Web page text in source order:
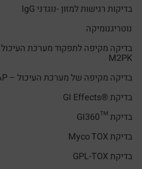
בדיקות רגישות למזון -נוגדני IgG
נוטריגנומיקה
M2PK
בדיקה מקיפה של מערכת העיכול – GI-MAP
בדיקת ®GI Effects
בדיקת ™GI360
בדיקת Myco TOX
בדיקת GPL-TOX